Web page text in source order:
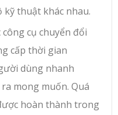
thuật khác nhau.
công cụ chuyển đổi
cấp thời gian
dùng nhanh
mong muốn. Quá
hoàn thành trong